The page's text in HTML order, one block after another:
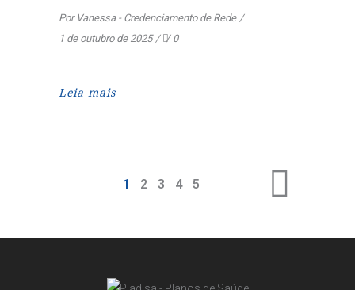
Por Vanessa - Credenciamento de Rede
1 de outubro de 2025
0
Leia mais
1 2 3 4 5